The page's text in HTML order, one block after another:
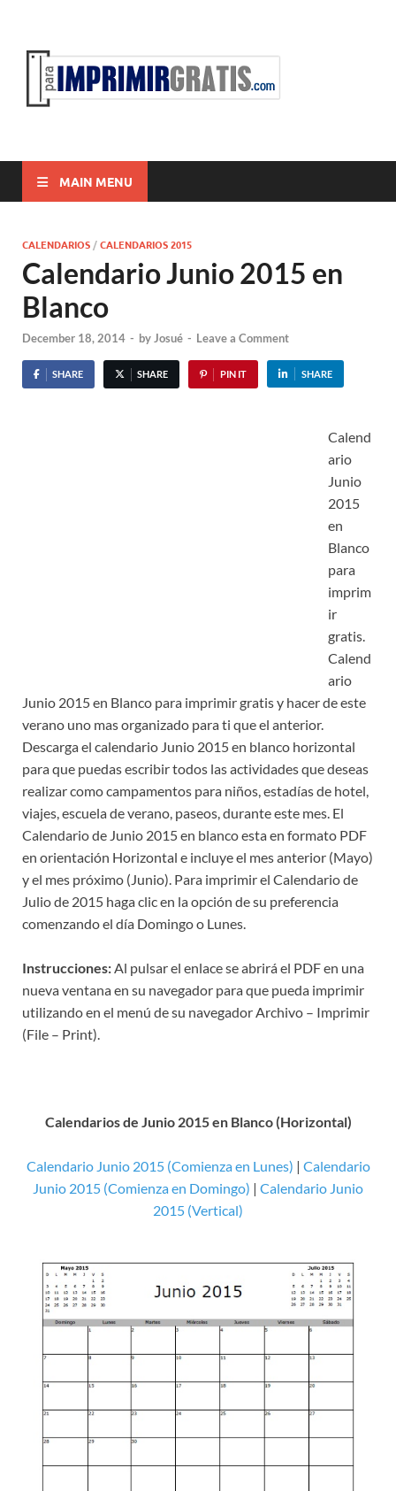
MAIN MENU
CALENDARIOS /CALENDARIOS 2015
Calendario Junio 2015 en
Blanco
December 18, 2014 - byJosué - Leave a Comment
SHARE SHARE PIN IT SHARE
Calend
ario
Junio
2015
en
Blanco
para
imprim
ir
gratis.
Calend
ario
Junio 2015 en Blanco para imprimir gratis y hacer de este
verano uno mas organizado para ti que el anterior.
Descarga el calendario Junio 2015 en blanco horizontal
para que puedas escribir todos las actividades que deseas
realizar como campamentos para niños, estadías de hotel,
viajes, escuela de verano, paseos, durante este mes. El
Calendario de Junio 2015 en blanco esta en formato PDF
en orientación Horizontal e incluye el mes anterior (Mayo)
y el mes próximo (Junio). Para imprimir el Calendario de
Julio de 2015 haga clic en la opción de su preferencia
comenzando el día Domingo o Lunes.
Instrucciones:Al pulsar el enlace se abrirá el PDF en una
nueva ventana en su navegador para que pueda imprimir
utilizando en el menú de su navegador Archivo – Imprimir
(File – Print).
Calendarios de Junio 2015 en Blanco (Horizontal)
Calendario Junio 2015 (Comienza en Lunes) | Calendario
Junio 2015 (Comienza en Domingo) | Calendario Junio
2015 (Vertical)